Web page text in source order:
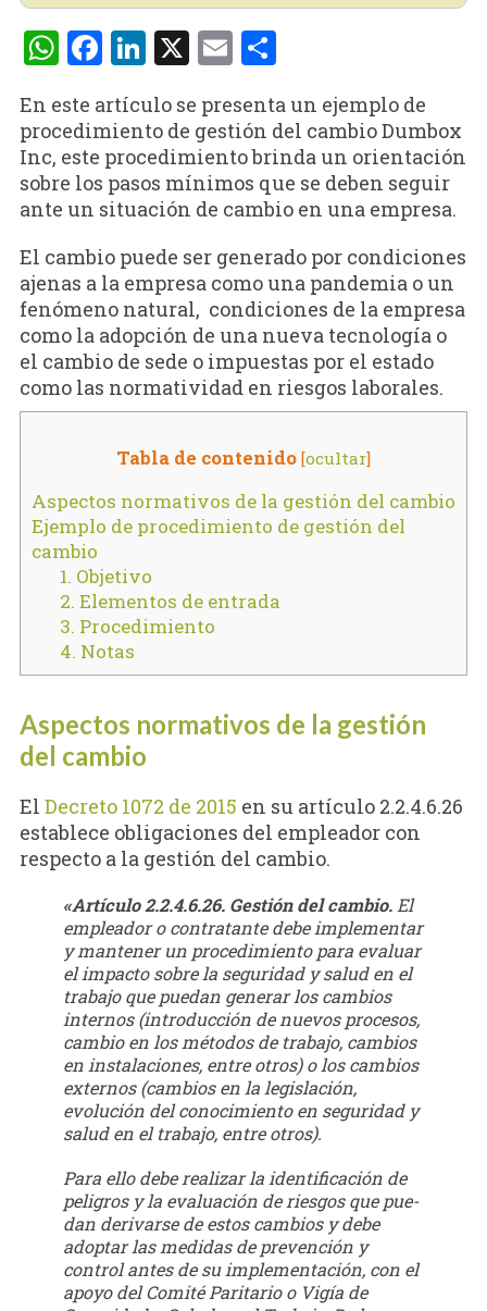
WhatsApp
Facebook
LinkedIn
X EmailCompartir
En este artículo se presenta un ejemplo de
procedimiento de gestión del cambio Dumbox
Inc, este procedimiento brinda un orientación
sobre los pasos mínimos que se deben seguir
ante un situación de cambio en una empresa.
El cambio puede ser generado por condiciones
ajenas a la empresa como una pandemia o un
fenómeno natural, condiciones de la empresa
como la adopción de una nueva tecnología o
el cambio de sede o impuestas por el estado
como las normatividad en riesgos laborales.
Tabla de contenido [ocultar]
Aspectos normativos de la gestión del cambio
Ejemplo de procedimiento de gestión del
cambio
1. Objetivo
2. Elementos de entrada
3. Procedimiento
4. Notas
Aspectos normativos de la gestión
del cambio
El Decreto 1072 de 2015 en su artículo 2.2.4.6.26
establece obligaciones del empleador con
respecto a la gestión del cambio.
«Artículo 2.2.4.6.26. Gestión del cambio. El
empleador o contratante debe implemen­tar
y mantener un procedimiento para evaluar
el impacto sobre la seguridad y salud en el
trabajo que puedan generar los cambios
internos (introducción de nuevos procesos,
cambio en los métodos de trabajo, cambios
en instalaciones, entre otros) o los cambios
externos (cambios en la legislación,
evolución del conocimiento en seguridad y
salud en el trabajo, entre otros).
Para ello debe realizar la identificación de
peligros y la evaluación de riesgos que pue­
dan derivarse de estos cambios y debe
adoptar las medidas de prevención y
control antes de su implementación, con el
apoyo del Comité Paritario o Vigía de